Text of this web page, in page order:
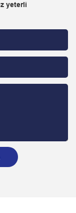
yeterli